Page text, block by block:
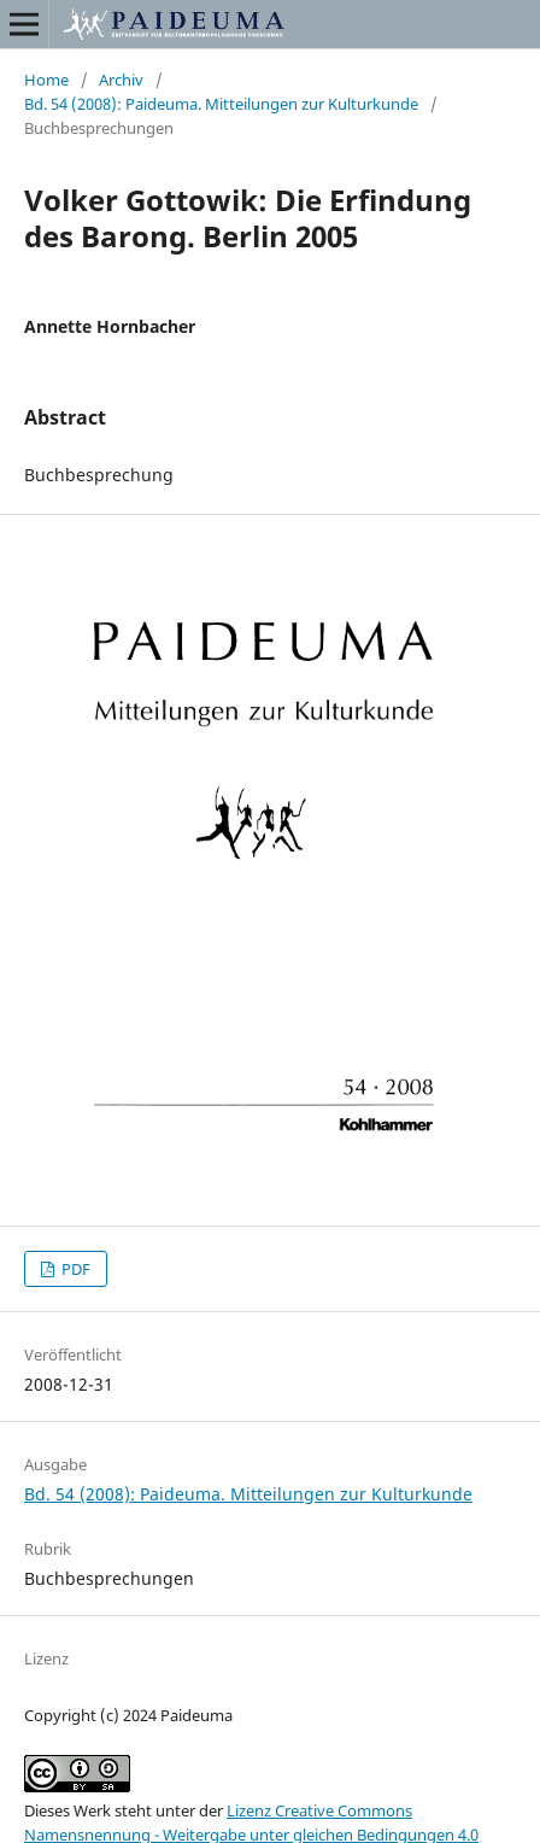
Home / Archiv
/
Bd. 54 (2008): Paideuma. Mitteilungen zur Kulturkunde
/
Buchbesprechungen
Volker Gottowik: Die Erfindung
des Barong. Berlin 2005
Annette Hornbacher
Abstract
Buchbesprechung
PDF
Veröffentlicht
2008-12-31
Ausgabe
Bd. 54 (2008): Paideuma. Mitteilungen zur Kulturkunde
Rubrik
Buchbesprechungen
Lizenz
Copyright (c) 2024 Paideuma
Dieses Werk steht unter der Lizenz Creative Commons
Namensnennung - Weitergabe unter gleichen Bedingungen 4.0